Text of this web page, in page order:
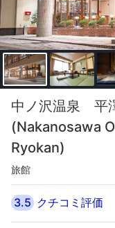
中ノ沢温泉 平
(Nakanosawa
Ryokan)
旅館
3.5 クチコミ評価